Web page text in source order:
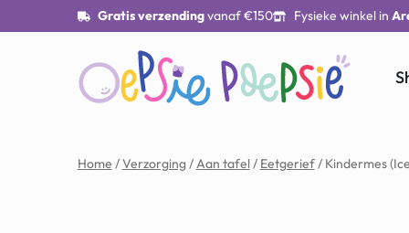
Gratis verzendingvanaf €150 Fysieke winkel in
Home /Verzorging/Aan tafel/ Eetgerief/ Kindermes